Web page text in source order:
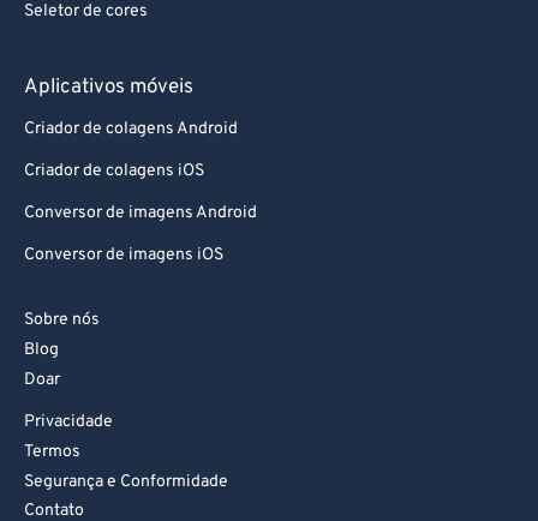
Seletor de cores
Aplicativos móveis
Criador de colagens Android
Criador de colagens iOS
Conversor de imagens Android
Conversor de imagens iOS
Sobre nós
Blog
Doar
Privacidade
Termos
Segurança e Conformidade
Contato